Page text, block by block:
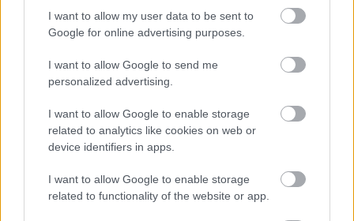
I want to allow my user data to be sent to
Google for online advertising purposes.
I want to allow Google to send me
personalized advertising.
I want to allow Google to enable storage
related to analytics like cookies on web or
device identifiers in apps.
I want to allow Google to enable storage
related to functionality of the website or app.
Hirdetés